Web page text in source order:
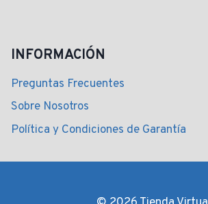
INFORMACIÓN
Preguntas Frecuentes
Sobre Nosotros
Política y Condiciones de Garantía